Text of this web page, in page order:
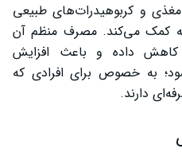
و کربوهیدرات‌های طبیعی
کمک می‌کند. مصرف منظم آن
داده و باعث افزایش
به خصوص برای افرادی که
دارند.